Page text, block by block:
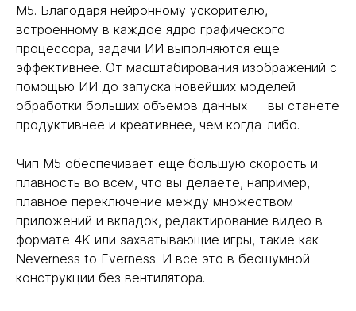
M5. Благодаря нейронному ускорителю,
встроенному в каждое ядро графического
процессора, задачи ИИ выполняются еще
эффективнее. От масштабирования изображений с
помощью ИИ до запуска новейших моделей
обработки больших объемов данных — вы станете
продуктивнее и креативнее, чем когда-либо.
Чип M5 обеспечивает еще большую скорость и
плавность во всем, что вы делаете, например,
плавное переключение между множеством
приложений и вкладок, редактирование видео в
формате 4K или захватывающие игры, такие как
Neverness to Everness. И все это в бесшумной
конструкции без вентилятора.